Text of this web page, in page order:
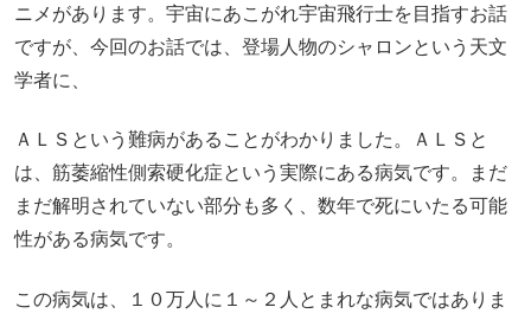
ニメがあります。宇宙にあこがれ宇宙飛行士を目指すお話
ですが、今回のお話では、登場人物のシャロンという天文
学者に、
ＡＬＳという難病があることがわかりました。ＡＬＳと
は、筋萎縮性側索硬化症という実際にある病気です。まだ
まだ解明されていない部分も多く、数年で死にいたる可能
性がある病気です。
この病気は、１０万人に１～２人とまれな病気ではありま